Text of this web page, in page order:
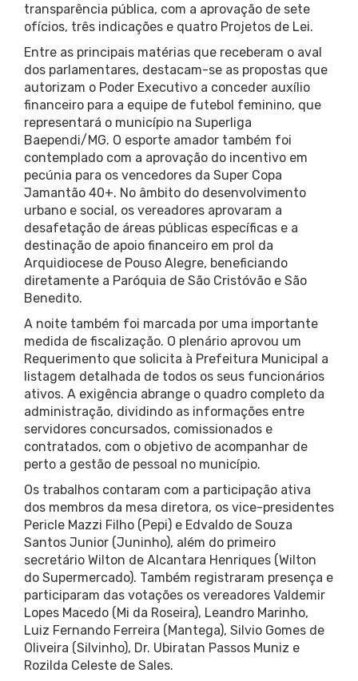
transparência pública, com a aprovação de sete
ofícios, três indicações e quatro Projetos de Lei.
Entre as principais matérias que receberam o aval
dos parlamentares, destacam-se as propostas que
autorizam o Poder Executivo a conceder auxílio
financeiro para a equipe de futebol feminino, que
representará o município na Superliga
Baependi/MG. O esporte amador também foi
contemplado com a aprovação do incentivo em
pecúnia para os vencedores da Super Copa
Jamantão 40+. No âmbito do desenvolvimento
urbano e social, os vereadores aprovaram a
desafetação de áreas públicas específicas e a
destinação de apoio financeiro em prol da
Arquidiocese de Pouso Alegre, beneficiando
diretamente a Paróquia de São Cristóvão e São
Benedito.
A noite também foi marcada por uma importante
medida de fiscalização. O plenário aprovou um
Requerimento que solicita à Prefeitura Municipal a
listagem detalhada de todos os seus funcionários
ativos. A exigência abrange o quadro completo da
administração, dividindo as informações entre
servidores concursados, comissionados e
contratados, com o objetivo de acompanhar de
perto a gestão de pessoal no município.
Os trabalhos contaram com a participação ativa
dos membros da mesa diretora, os vice-presidentes
Pericle Mazzi Filho (Pepi) e Edvaldo de Souza
Santos Junior (Juninho), além do primeiro
secretário Wilton de Alcantara Henriques (Wilton
do Supermercado). Também registraram presença e
participaram das votações os vereadores Valdemir
Lopes Macedo (Mi da Roseira), Leandro Marinho,
Luiz Fernando Ferreira (Mantega), Silvio Gomes de
Oliveira (Silvinho), Dr. Ubiratan Passos Muniz e
Rozilda Celeste de Sales.